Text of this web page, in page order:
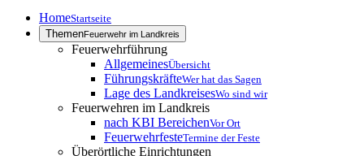
HomeStartseite
ThemenFeuerwehr im Landkreis
Feuerwehrführung
AllgemeinesÜbersicht
FührungskräfteWer hat das Sagen
Lage des LandkreisesWo sind wir
Feuerwehren im Landkreis
nach KBI BereichenVor Ort
FeuerwehrfesteTermine der Feste
Überörtliche Einrichtungen